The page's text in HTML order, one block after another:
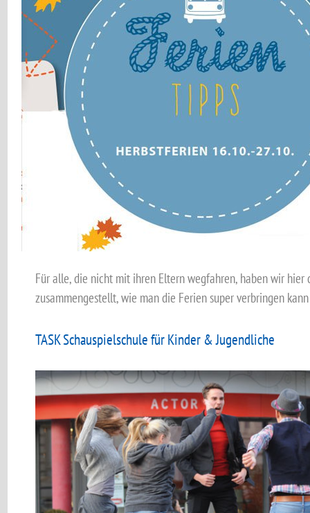
Für alle, die nicht mit ihren Eltern wegfahren, haben wir hier
zusammengestellt, wie man die Ferien super verbringen kann
TASK Schauspielschule für Kinder & Jugendliche